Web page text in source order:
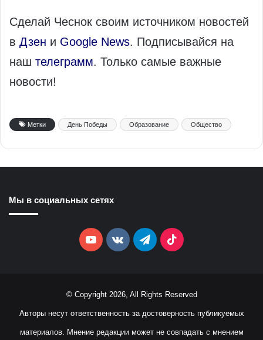
Сделай Чеснок своим источником новостей
в Дзен и Google News. Подписывайся на
наш телеграмм. Только самые важные
новости!
Метки День Победы Образование Общество
Мы в социальных сетях
YouTubevk.comTelegramTikTok
© Copyright 2026, All Rights Reserved
Авторы несут ответственность за достоверность публикуемых
материалов. Мнение редакции может не совпадать с мнением